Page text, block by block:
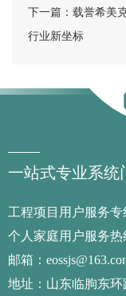
下一篇： 载誉希美
行业新坐标
一站式专业系统
工程项目用户服务专
个人家庭用户服务热
邮箱：
地址：山东临朐东环